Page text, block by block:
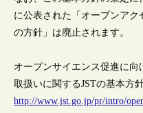
に公表された「オープンアク
の方針」は廃止されます。
オープンサイエンス促進に向
取扱いに関するJSTの基本方針
http://www.jst.go.jp/pr/intro/